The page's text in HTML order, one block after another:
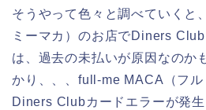
そうやって色々と調べていくと
ミーマカ）のお店でDiners
は、過去の未払いが原因なのか
かり、、、full-me MACA（フ
Diners Clubカードエラーが発